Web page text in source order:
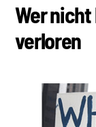
Wer
verloren